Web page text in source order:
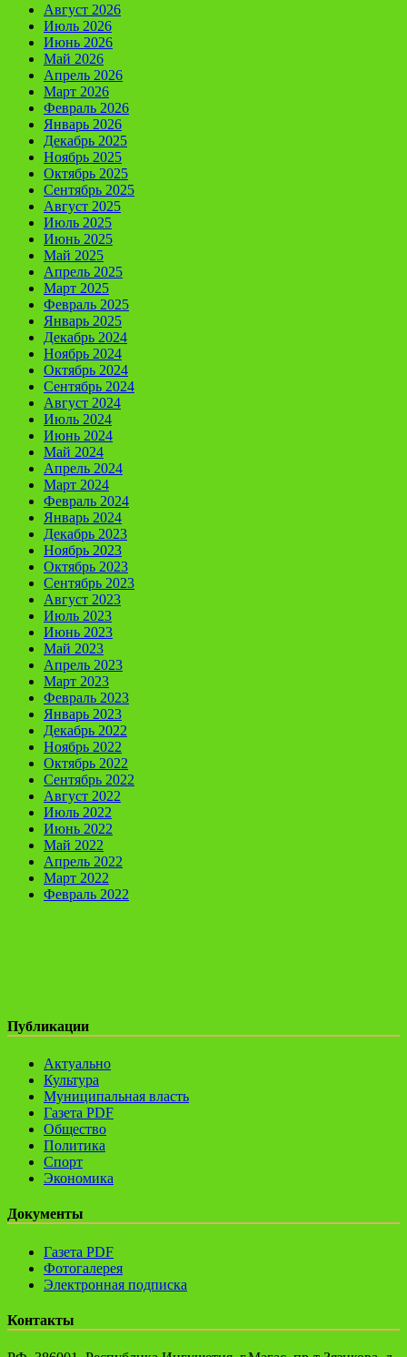
Август 2026
Июль 2026
Июнь 2026
Май 2026
Апрель 2026
Март 2026
Февраль 2026
Январь 2026
Декабрь 2025
Ноябрь 2025
Октябрь 2025
Сентябрь 2025
Август 2025
Июль 2025
Июнь 2025
Май 2025
Апрель 2025
Март 2025
Февраль 2025
Январь 2025
Декабрь 2024
Ноябрь 2024
Октябрь 2024
Сентябрь 2024
Август 2024
Июль 2024
Июнь 2024
Май 2024
Апрель 2024
Март 2024
Февраль 2024
Январь 2024
Декабрь 2023
Ноябрь 2023
Октябрь 2023
Сентябрь 2023
Август 2023
Июль 2023
Июнь 2023
Май 2023
Апрель 2023
Март 2023
Февраль 2023
Январь 2023
Декабрь 2022
Ноябрь 2022
Октябрь 2022
Сентябрь 2022
Август 2022
Июль 2022
Июнь 2022
Май 2022
Апрель 2022
Март 2022
Февраль 2022
Публикации
Актуально
Культура
Муниципальная власть
Газета PDF
Общество
Политика
Спорт
Экономика
Документы
Газета PDF
Фотогалерея
Электронная подписка
Контакты